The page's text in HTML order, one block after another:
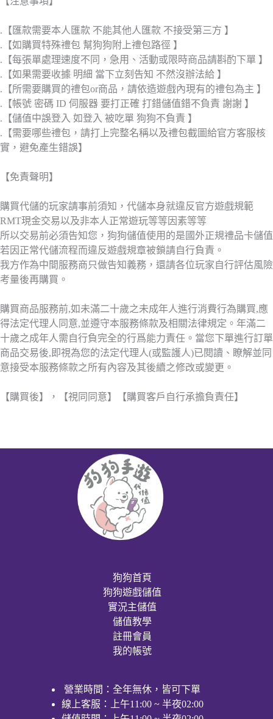
.【匯款需要本人匯款 不能其他人匯款 不接受第三方 】
.【如購買特殊禮包 幫狗狗附上禮包路徑 】
.【每張單處理速度不同，急用、活動或限時商品請斟酌下單 】
.【如果需要收據 明細 當下立刻告知 不然沒辦法給 】
.【所需要購買的禮包or商品，請依造遊戲內現有的禮包為主 】
.【帳號 密碼 ID 伺服器 要打正確 打錯儲值錯不負責 謝謝 】
.【儲值中誤登入 如登入 被吃單 狗狗不負責 】
.【需要哪些禮包，請打上完整名稱以及禮包截圖給官方客服核
實，避免產生錯誤】
【免責聲明】
購買代儲的玩家請事前須知，代儲本身就違反官方遊戲規範
RMT現金交易以及非本人正常遊玩等等因素等等
所以交易前必須告知您，狗狗儲值使用的是國外正規禮品卡儲值
若因正常代儲流程而違反遊戲規章被鎖請自行負責。
我方作為中間服務商只做告知義務，還請各位玩家自行評估風險
考量後再購買。
購買商品服務前,如未滿二十歲之未成年人進行消費行為購買,應
得法定代理人同意,並遵守本服務條款及相關法律規定。年滿二
十歲之成年人需自行負完全的行爲能力責任。當您下單進行訂單
商品交易後,即視為您的法定代理人(或監護人)已閱讀、瞭解並同
意接受本服務條款之所有內容及其後續之修改或變更。
【購買後】，【視同同意】【購買客戶自行承擔負責任】
狗狗首頁
狗狗遊戲儲值
實況主儲值
儲值教學
註冊會員
我的帳號
營業時間：全年無休，皆可下單
線上客服：上午11:00 ~ 半夜02:00